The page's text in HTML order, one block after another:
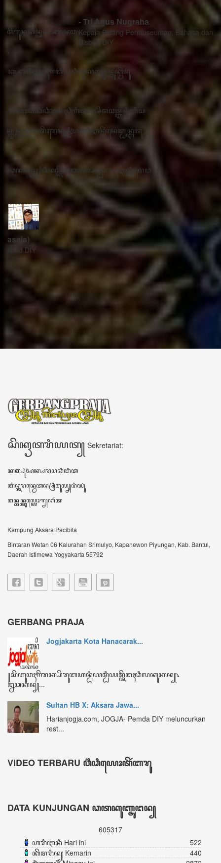
- Tri Agus Nugraha
Kepala Bidang Permuseuman, Bahasa dan Sastra
Disbud DIY
ꦱꦼꦏꦽꦠꦫꦶꦪꦠ꧀ Sekretariat:
ꦏꦩ꧀ꦥꦸꦁꦄꦏ꧀ꦱꦫꦥꦕꦶꦧꦶꦠ
ꦧꦶꦤ꧀ꦠꦫꦤ꧀ꦮꦺꦠꦤ꧀ꦱꦿꦶꦩꦸꦭ꧀ꦚꦥꦶꦪꦸꦁ
ꦔꦤ꧀ꦧꦤ꧀ꦠꦸꦭ꧀ꦪꦺꦴꦒ꧀ꦚꦏꦂꦠ
Bintaran Wetan 06 Kalurahan Srimulyo, Kapanewon Piyungan, Kab. Bantul,
Daerah Istimewa Yogyakarta 55792
GERBANG PRAJA
꧋ꦱꦼꦧꦸꦮꦃꦒꦼꦫꦏ꧀ꦥꦼꦫꦸꦧꦲꦤ꧀ꦝꦶꦪꦩ꧀ꦝꦶꦪꦩ꧀ꦠꦼꦔꦃꦣꦶꦭꦏꦸꦏꦤ꧀꧈
ꦊꦣꦏꦤ꧀ꦚ...
Sultan HB X: Aksara Jawa...
VIDEO TERBARU ꦮ꦳ꦶꦣꦶꦪꦺꦴꦠꦼꦂꦧꦫꦸ
ꦏꦼꦩꦫꦶꦤ꧀ Kemarin
ꦩꦶꦁꦒꦸꦆꦤꦶ Minggu ini
ꦧꦸꦭꦤ꧀ꦆꦤꦶ Bulan ini
ꦏꦼꦱꦼꦭꦸꦫꦸꦲꦤ꧀ Keseluruhan
605317